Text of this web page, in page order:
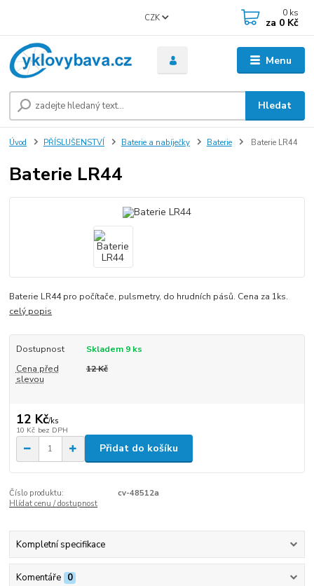
Menu
CZK
Hledat
0 ks
za 0 Kč
Úvod PŘÍSLUŠENSTVÍ Baterie a nabíječky Baterie Baterie LR44
Baterie LR44
Baterie LR44 pro počítače, pulsmetry, do hrudních pásů. Cena za 1ks.
celý popis
Dostupnost
Skladem 9 ks
Cena před
slevou
12 Kč
12 Kč/ks
10 Kč bez DPH
Přidat do košíku
Číslo produktu:
cv-48512a
Hlídat cenu / dostupnost
Kompletní specifikace
Komentáře 0